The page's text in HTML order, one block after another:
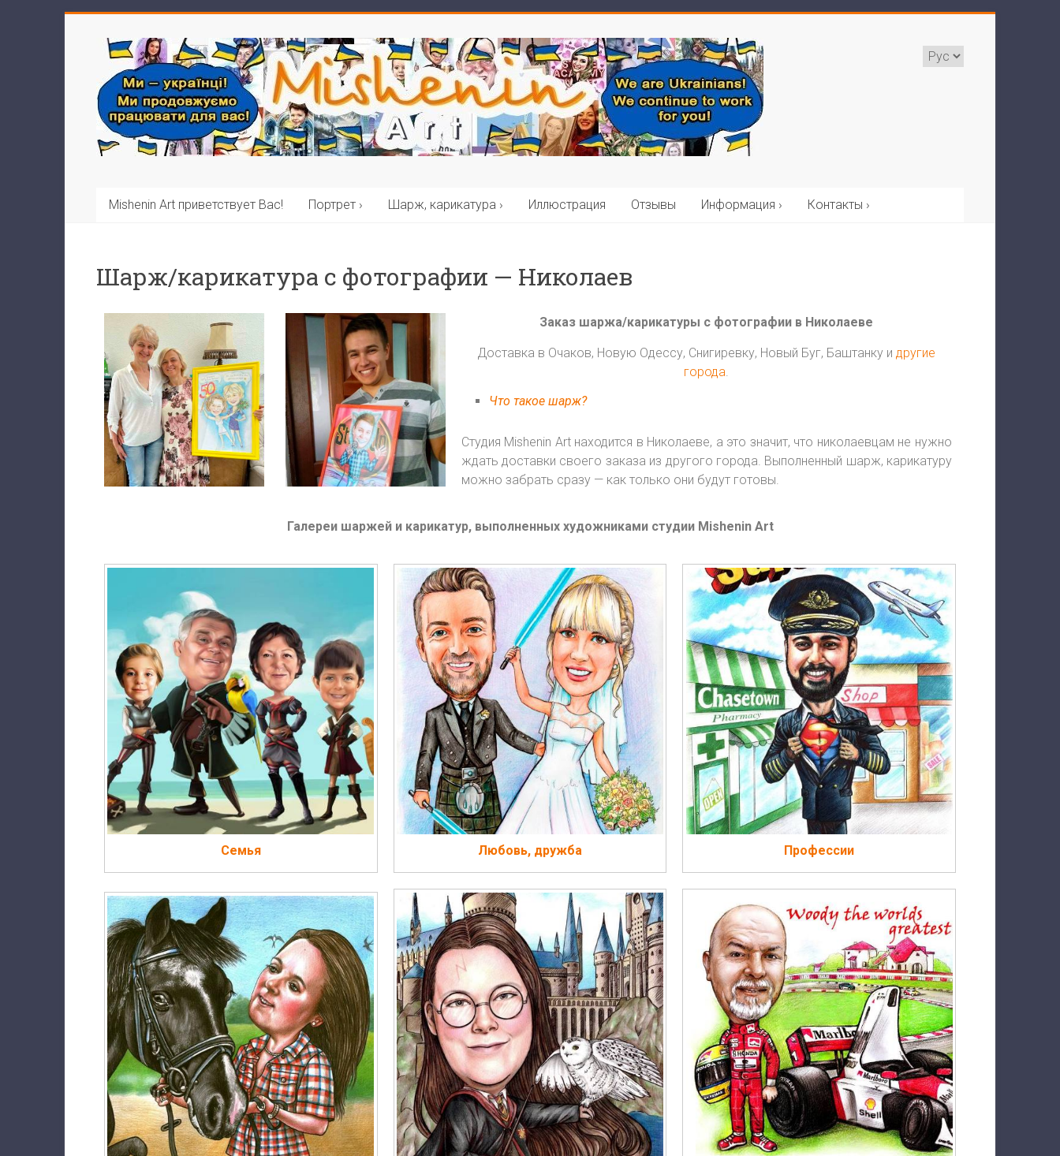
Mishenin Art приветствует Вас! Портрет › Шарж, карикатура › Иллюстрация Отзывы Информация › Контакты ›
Шарж/карикатура с фотографии — Николаев
Заказ шаржа/карикатуры с фотографии в Николаеве
Доставка в Очаков, Новую Одессу, Снигиревку, Новый Буг, Баштанку идругие
города.
Что такое шарж?
Студия Mishenin Art находится в Николаеве, а это значит, что николаевцам не нужно
ждать доставки своего заказа из другого города. Выполненный шарж, карикатуру
можно забрать сразу — как только они будут готовы.
Галереи шаржей и карикатур, выполненных художниками студии Mishenin Art
Семья Любовь, дружба Профессии